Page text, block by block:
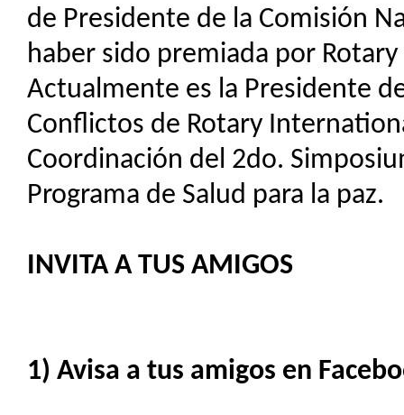
de Presidente de la Comisión
haber sido premiada por
Actualmente es la Presidente
Conflictos de Rotary
Coordinación del 2do.
Programa de Salud para la paz.
INVITA A TUS AMIGOS
1) Avisa a tus amigos en